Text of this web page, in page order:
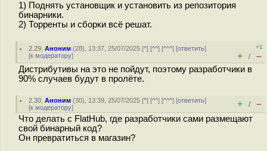
1) Поднять установщик и установить из репозитория
бинарники.
2) Торренты и сборки всё решат.
2.29 ,Аноним (28), 13:37, 25/07/2025 [^] [^^] [^^^] [ответить]
[к модератору]
+1
+ / –
Дистрибутивы на это не пойдут, поэтому разработчики в
90% случаев будут в пролёте.
2.30 ,Аноним (30), 13:39, 25/07/2025 [^] [^^] [^^^] [ответить]
[к модератору] + / –
Что делать с FlatHub, где разработчики сами размещают
свой бинарный код?
Он превратиться в магазин?